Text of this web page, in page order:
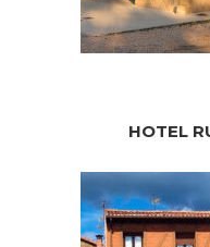
HOTEL